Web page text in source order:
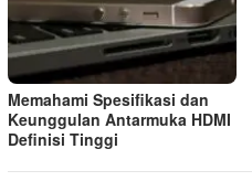
Memahami Spesifikasi dan
Keunggulan Antarmuka HDMI
Definisi Tinggi